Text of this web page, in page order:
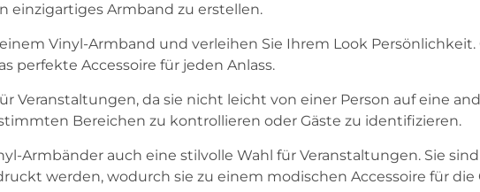
einzigartiges Armband zu erstellen.
Vinyl-Armband und verleihen Sie Ihrem Look
perfekte Accessoire für jeden Anlass.
Veranstaltungen, da sie nicht leicht von einer Person auf eine
Bereichen zu kontrollieren oder Gäste zu identifizieren.
Armbänder auch eine stilvolle Wahl für Veranstaltungen. Sie
werden, wodurch sie zu einem modischen Accessoire für die